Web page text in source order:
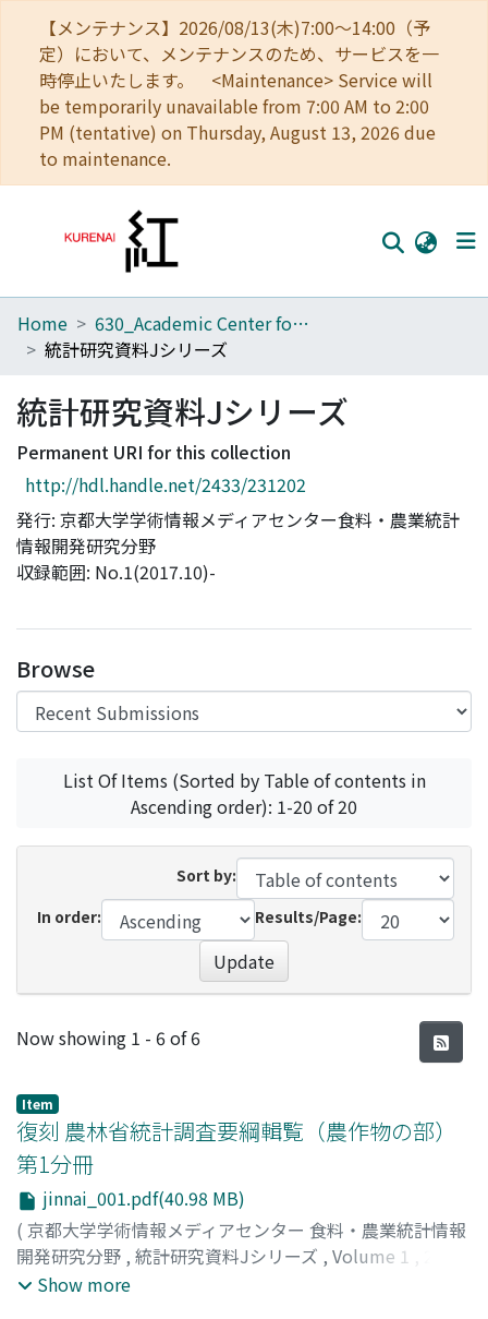
【メンテナンス】2026/08/13(木)7:00～14:00（予
定）において、メンテナンスのため、サービスを一
時停止いたします。 <Maintenance> Service will
be temporarily unavailable from 7:00 AM to 2:00
PM (tentative) on Thursday, August 13, 2026 due
to maintenance.
Home
Browse
Download Ranking
Access Statistics
Library Network
Home
630_Academic Center for Computing and Media Studies
統計研究資料Jシリーズ
統計研究資料Jシリーズ
Permanent URI for this collection
http://hdl.handle.net/2433/231202
発行: 京都大学学術情報メディアセンター食料・農業統計
情報開発研究分野
収録範囲: No.1(2017.10)-
Browse
List Of Items (Sorted by Table of contents in
Ascending order): 1-20 of 20
Sort by:
In order:
Results/Page:
Update
Recent Submissions
Now showing 1 - 6 of 6
Item
復刻 農林省統計調査要綱輯覧（農作物の部）
第1分冊
jinnai_001.pdf(40.98 MB)
( 京都大学学術情報メディアセンター 食料・農業統計情報
開発研究分野 , 統計研究資料Jシリーズ , Volume 1
,pp.1-374)
Show more